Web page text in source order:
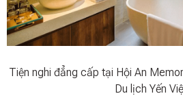
Tiện nghi đẳng cấp tại Hội An
Du lịch Yến